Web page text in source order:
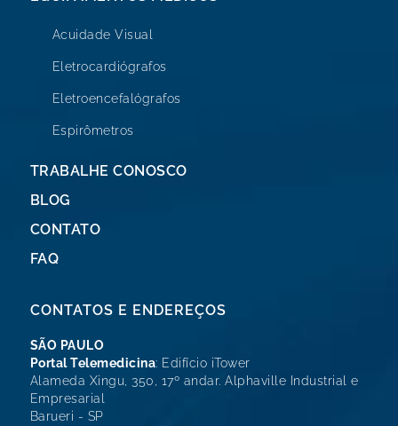
Acuidade Visual
Eletrocardiógrafos
Eletroencefalógrafos
Espirômetros
TRABALHE CONOSCO
BLOG
CONTATO
FAQ
CONTATOS E ENDEREÇOS
SÃO PAULO
Portal Telemedicina: Edifício iTower
Alameda Xingu, 350, 17º andar. Alphaville Industrial e
Empresarial
Barueri - SP